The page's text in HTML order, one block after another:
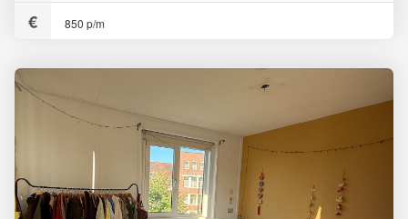
850 p/m